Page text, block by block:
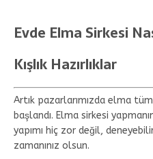
Evde Elma Sirkesi
Kışlık Hazırlıklar
Artık pazarlarımızda elma
başlandı. Elma sirkesi
yapımı hiç zor değil,
zamanınız olsun.